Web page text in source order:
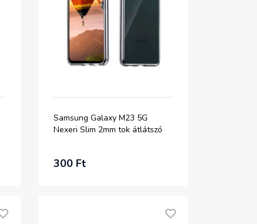
Samsung Galaxy M23 5G
Nexeri Slim 2mm tok átlátszó
300 Ft